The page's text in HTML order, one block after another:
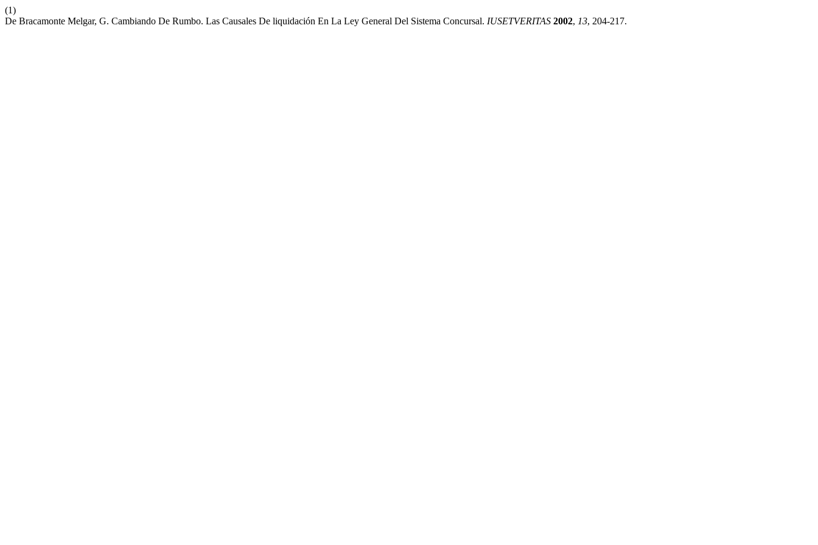
(1)
De Bracamonte Melgar, G. Cambiando De Rumbo. Las Causales De liquidación En La Ley General Del Sistema Concursal. IUSETVERITAS 2002, 13, 204-217.